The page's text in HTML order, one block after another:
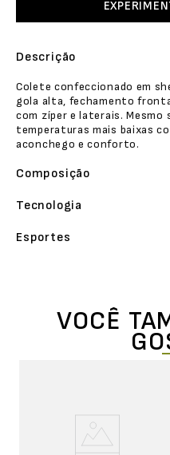
Descrição
Colete confeccionado em
gola alta, fechamento
com zíper e laterais. Mesmo
temperaturas mais baixas
aconchego e conforto.
Composição
Tecnologia
Esportes
VOCÊ